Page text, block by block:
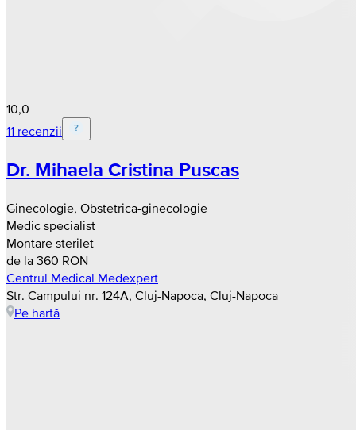
10,0
11 recenzii
Dr. Mihaela Cristina Puscas
Ginecologie, Obstetrica-ginecologie
Medic specialist
Montare sterilet
de la 360 RON
Centrul Medical Medexpert
Str. Campului nr. 124A, Cluj-Napoca, Cluj-Napoca
Pe hartă